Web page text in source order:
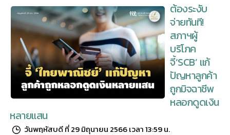
ต้องระงับ
จ่ายทันที!
สภาฯผู้
บริโภค
จี้‘SCB’ แก้
ปัญหาลูกค้า
ถูกมิจฉาชีพ
หลอกดูดเงิน
หลายแสน
วันพฤหัสบดี ที่ 29 มิถุนายน 2566 เวลา 13:59 น.